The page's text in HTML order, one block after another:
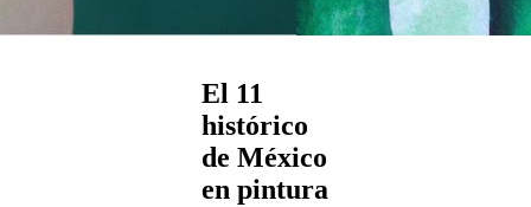
El 11
histórico
de México
en pintura